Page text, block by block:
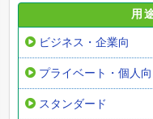
用
ビジネス・企業向
プライベート・個人向
スタンダード